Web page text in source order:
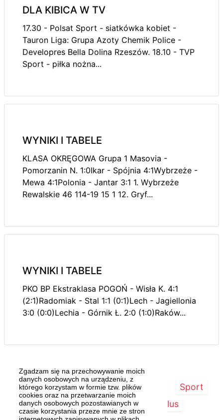
Zgadzam się na przechowywanie moich
danych osobowych na urządzeniu, z
którego korzystam w formie tzw. plików
cookies oraz na przetwarzanie moich
danych osobowych pozostawianych w
czasie korzystania przeze mnie ze stron
DLA KIBICA W TV
17.30 - Polsat Sport - siatkówka kobiet -
Tauron Liga: Grupa Azoty Chemik Police -
Developres Bella Dolina Rzeszów. 18.10 - TVP
Sport - piłka nożna...
WYNIKI I TABELE
KLASA OKRĘGOWA Grupa 1 Masovia -
Pomorzanin N. 1:0Ikar - Spójnia 4:1Wybrzeże -
Mewa 4:1Polonia - Jantar 3:1 1. Wybrzeże
Rewalskie 46 114-19 15 1 12. Gryf...
WYNIKI I TABELE
PKO BP Ekstraklasa POGOŃ - Wisła K. 4:1
(2:1)Radomiak - Stal 1:1 (0:1)Lech - Jagiellonia
3:0 (0:0)Lechia - Górnik Ł. 2:0 (1:0)Raków...
Strona główna Szczecin/Region
Sport
Kultura
Kurier Plus